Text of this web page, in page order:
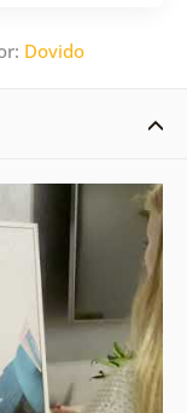
Dovido